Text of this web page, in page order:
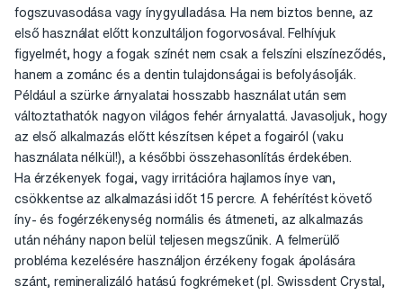
fogszuvasodása vagy ínygyulladása. Ha nem biztos benne, az
első használat előtt konzultáljon fogorvosával. Felhívjuk
figyelmét, hogy a fogak színét nem csak a felszíni elszíneződés,
hanem a zománc és a dentin tulajdonságai is befolyásolják.
Például a szürke árnyalatai hosszabb használat után sem
változtathatók nagyon világos fehér árnyalattá. Javasoljuk, hogy
az első alkalmazás előtt készítsen képet a fogairól (vaku
használata nélkül!), a későbbi összehasonlítás érdekében.
Ha érzékenyek fogai, vagy irritációra hajlamos ínye van,
csökkentse az alkalmazási időt 15 percre. A fehérítést követő
íny- és fogérzékenység normális és átmeneti, az alkalmazás
után néhány napon belül teljesen megszűnik. A felmerülő
probléma kezelésére használjon érzékeny fogak ápolására
szánt, remineralizáló hatású fogkrémeket (pl. Swissdent Crystal,